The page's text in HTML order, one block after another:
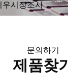
우시장조사
문의하기
제품찾기